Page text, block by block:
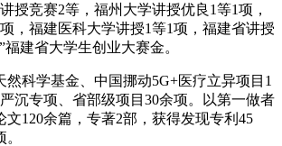
授竞赛2等，福州大学讲授优良1等1项，
，福建医科大学讲授1等1项，福建省讲授
建省大学生创业大赛金。
科学基金、中国挪动5G+医疗立异项目1
沉专项、省部级项目30余项。以第一做者
文120余篇，专著2部，获得发现专利45